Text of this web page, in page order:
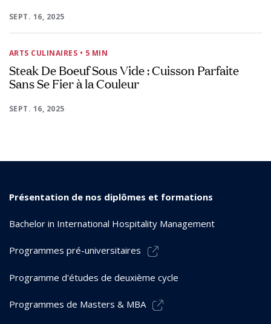
SEPT. 16, 2025
ARTS CULINAIRES • 5 MIN
Steak De Boeuf Sous Vide : Cuisson Parfaite
Sans Se Fier à la Couleur
SEPT. 16, 2025
Présentation de nos diplômes et formations
Bachelor in International Hospitality Management
Programmes pré-universitaires
Programme d'études de deuxième cycle
Programmes de Masters & MBA